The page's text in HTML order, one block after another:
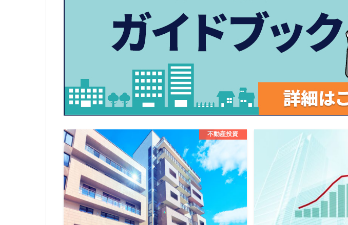
不動産投資